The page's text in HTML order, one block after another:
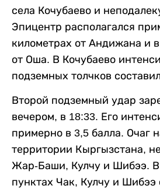
села Кочубаево и
Эпицентр располагался
километрах от Андижана и
от Оша. В Кочубаево
подземных толчков
Второй подземный удар
вечером, в 18:33. Его
примерно в 3,5 балла. Очаг
территории Кыргызстана,
Жар-Баши, Кулчу и Шибээ. В
пунктах Чак, Кулчу и Шибээ